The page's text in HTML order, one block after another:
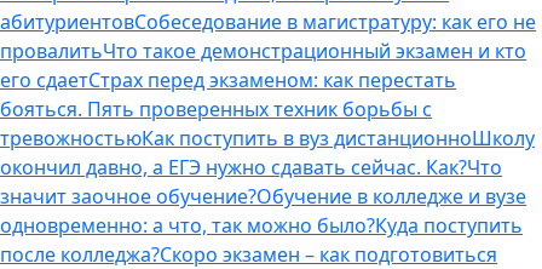
абитуриентовСобеседование в магистратуру: как его не
провалитьЧто такое демонстрационный экзамен и кто
его сдаетСтрах перед экзаменом: как перестать
бояться. Пять проверенных техник борьбы с
тревожностьюКак поступить в вуз дистанционноШколу
окончил давно, а ЕГЭ нужно сдавать сейчас. Как?Что
значит заочное обучение?Обучение в колледже и вузе
одновременно: а что, так можно было?Куда поступить
после колледжа?Скоро экзамен – как подготовиться